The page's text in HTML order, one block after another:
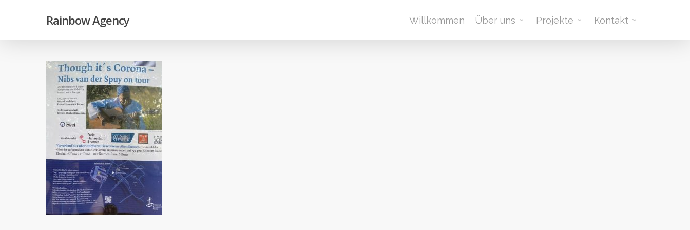
main
Rainbow Agency Willkommen Über uns Projekte Kontakt